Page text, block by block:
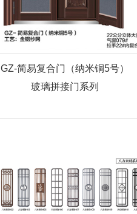
GZ-简易复合门（纳米铜5号）
玻璃拼接门系列